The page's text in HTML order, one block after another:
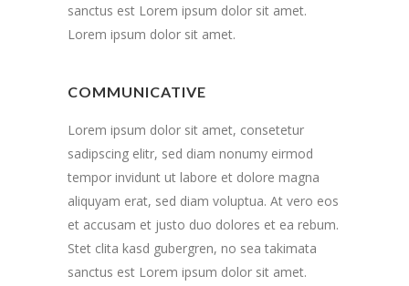
sanctus est Lorem ipsum dolor sit amet.
Lorem ipsum dolor sit amet.
COMMUNICATIVE
Lorem ipsum dolor sit amet, consetetur
sadipscing elitr, sed diam nonumy eirmod
tempor invidunt ut labore et dolore magna
aliquyam erat, sed diam voluptua. At vero eos
et accusam et justo duo dolores et ea rebum.
Stet clita kasd gubergren, no sea takimata
sanctus est Lorem ipsum dolor sit amet.